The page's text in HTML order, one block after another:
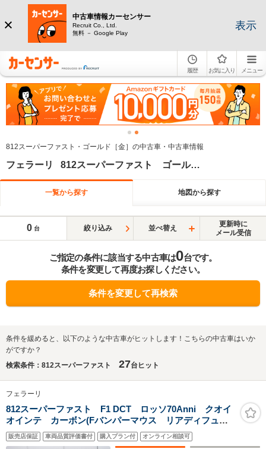
中古車情報カーセンサー
Recruit Co., Ltd.
無料 － Google Play
表示
履歴 お気に入り メニュー
812スーパーファスト・ゴールド［金］の中古車・中古車情報
フェラーリ 812スーパーファスト ゴールド系
一覧から探す 地図から探す
0 台 絞り込み 並べ替え
更新時に
メール受信
ご指定の条件に該当する中古車は0台です。
条件を変更して再度お探しください。
条件を変更して再検索
条件を緩めると、以下のような中古車がヒットします！こちらの中古車はいか
がですか？
検索条件：812スーパーファスト
27台ヒット
フェラーリ
812スーパーファスト F1 DCT ロッソ70Anni クオイ
オインテ カーボン(Fバンパーマウス リアディフュー
ザー シルキックP センターブリッジ ダッシュインサ
ート LEDステア) パッセンジャーDSP サスペンショ
販売店保証 車両品質評価書付 購入プラン付 オンライン相談可